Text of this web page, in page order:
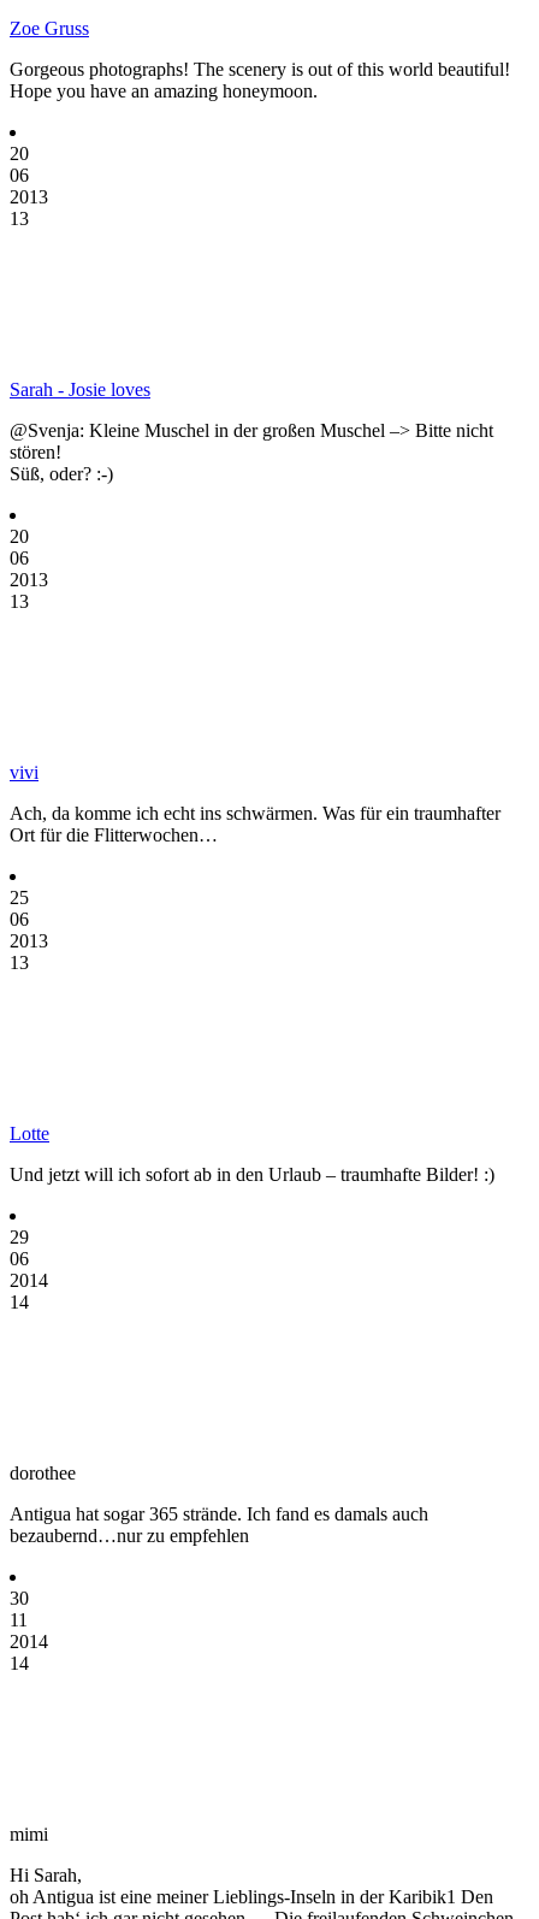
Zoe Gruss
Gorgeous photographs! The scenery is out of this world beautiful!
Hope you have an amazing honeymoon.
20
06
2013
13
Sarah - Josie loves
@Svenja: Kleine Muschel in der großen Muschel –> Bitte nicht
stören!
Süß, oder? :-)
20
06
2013
13
vivi
Ach, da komme ich echt ins schwärmen. Was für ein traumhafter
Ort für die Flitterwochen…
25
06
2013
13
Lotte
Und jetzt will ich sofort ab in den Urlaub – traumhafte Bilder! :)
29
06
2014
14
dorothee
Antigua hat sogar 365 strände. Ich fand es damals auch
bezaubernd…nur zu empfehlen
30
11
2014
14
mimi
Hi Sarah,
oh Antigua ist eine meiner Lieblings-Inseln in der Karibik1 Den